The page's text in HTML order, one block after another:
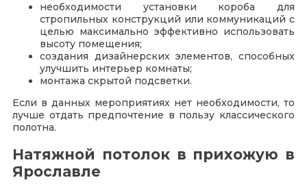
необходимости установки короба для
стропильных конструкций или коммуникаций с
целью максимально эффективно использовать
высоту помещения;
создания дизайнерских элементов, способных
улучшить интерьер комнаты;
монтажа скрытой подсветки.
Если в данных мероприятиях нет необходимости, то
лучше отдать предпочтение в пользу классического
полотна.
Натяжной потолок в прихожую в
Ярославле